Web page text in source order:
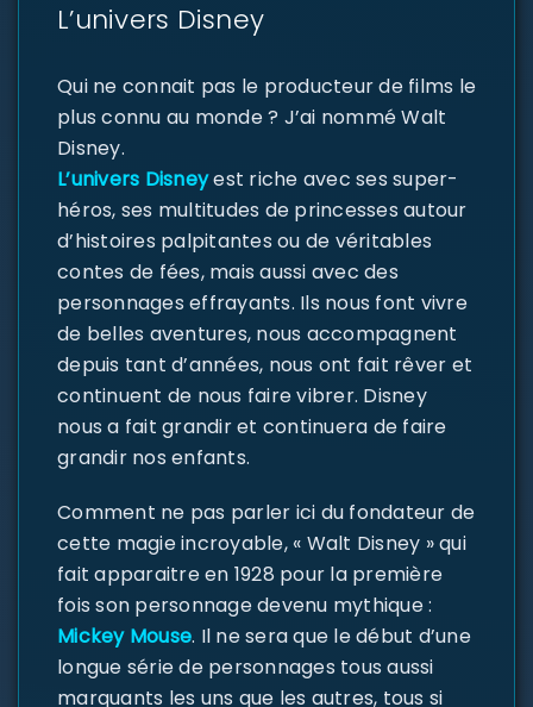
L’univers Disney
Qui ne connait pas le producteur de films le
plus connu au monde ? J’ai nommé Walt
Disney.
L’univers Disneyest riche avec ses super-
héros, ses multitudes de princesses autour
d’histoires palpitantes ou de véritables
contes de fées, mais aussi avec des
personnages effrayants. Ils nous font vivre
de belles aventures, nous accompagnent
depuis tant d’années, nous ont fait rêver et
continuent de nous faire vibrer. Disney
nous a fait grandir et continuera de faire
grandir nos enfants.
Comment ne pas parler ici du fondateur de
cette magie incroyable, « Walt Disney » qui
fait apparaitre en 1928 pour la première
fois son personnage devenu mythique :
Mickey Mouse. Il ne sera que le début d’une
longue série de personnages tous aussi
marquants les uns que les autres, tous si